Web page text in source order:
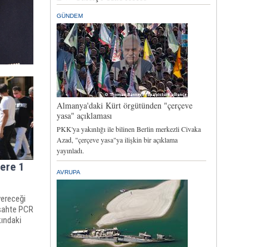
1
PCR